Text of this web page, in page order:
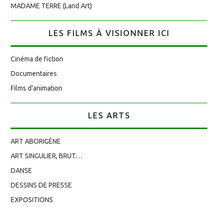
MADAME TERRE (Land Art)
LES FILMS À VISIONNER ICI
Cinéma de fiction
Documentaires
Films d'animation
LES ARTS
ART ABORIGÈNE
ART SINGULIER, BRUT…
DANSE
DESSINS DE PRESSE
EXPOSITIONS